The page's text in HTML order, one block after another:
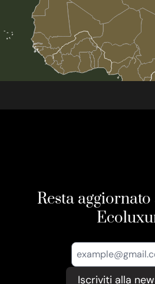
Resta
Iscriviti alla